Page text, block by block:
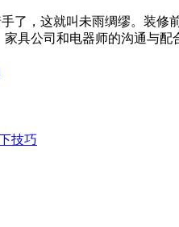
，这就叫未雨绸缪。装修
具公司和电器师的沟通与配
技巧